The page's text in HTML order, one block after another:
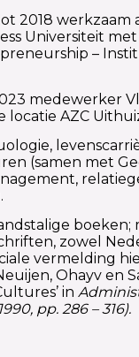
2018 werkzaam
Universiteit
–
medewerker
locatie AZC
(samen met
boeken;
zowel
vermelding
Ohayv en
in
pp. 286 – 316).